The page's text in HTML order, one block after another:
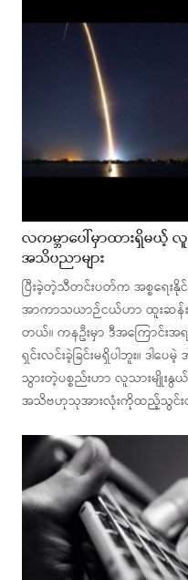
လကမ္ဘာပေါ်မှာထားရှိမယ့်
အသိပညာများ
ပြီးခဲ့တဲ့သီတင်းပတ်က အစ္စရေး
အာကာသယာဉ်ငယ်ဟာ ထူးဆန်း
တယ်။ ကနဦးမှာ ဒီအကြောင်း
ရှင်းလင်းခဲ့ခြင်းမရှိပါဘူး။ ဒ
သွားတဲ့ပစ္စည်းဟာ လူသားမျိုးနွယ်
အသိဗဟုသုအားလုံးကိုထည့်သွင်း